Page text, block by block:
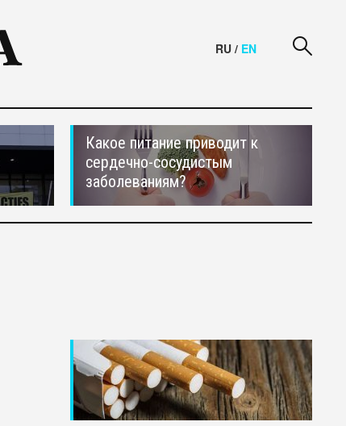
RU / EN
Какое питание приводит к
сердечно-сосудистым
заболеваниям?